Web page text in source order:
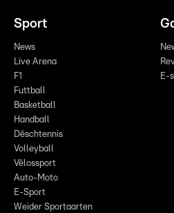
Sport
News
Live Arena
F1
Futtball
Basketball
Handball
Dëschtennis
Volleyball
Vëlossport
Auto-Moto
E-Sport
Weider Sportaarten
E-